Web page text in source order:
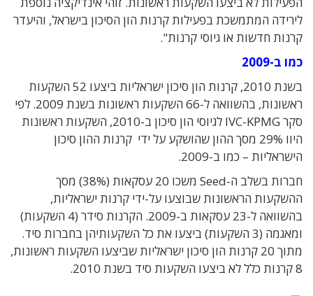
לירידה המתמשכת בפעילות קרנות הון הסיכון בישראל, והיעדר
קרנות חדשות או גיוסי קרנות".
כמו ב-2009
בשנת 2010, קרנות הון סיכון ישראליות ביצעו 52 השקעות
ראשונות, בהשוואה ל-66 השקעות ראשונות בשנת 2009. לפי
סקר IVC-KPMG לגיוסי הון סיכון ב-2010, השקעות ראשונות
היוו 29% מסך ההון שהושקע על ידי קרנות ההון סיכון
הישראליות – כמו ב-2009.
חברות בשלב ה-Seed משכו 20 עסקאות (38%) מסך
ההשקעות הראשונות שבוצעו על-ידי קרנות ישראליות,
בהשוואה ל-23 עסקאות ב-2009. הקרנות סידר (4 השקעות)
ומאגמה (3 השקעות) ביצעו את כל השקעותיהן בחברות סיד.
מתוך 20 קרנות הון סיכון ישראליות שביצעו השקעות ראשונות,
8 קרנות כלל לא ביצעו השקעות סיד בשנת 2010.